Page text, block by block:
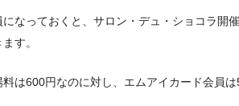
なっておくと、サロン・デュ・ショコラ開
す。
は600円なのに対し、エムアイカード会員は